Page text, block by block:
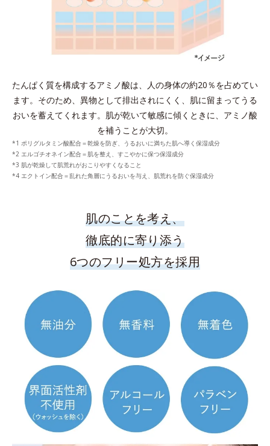
たんぱく質を構成するアミノ酸は、人の身体の約20％を占めてい
ます。 そのため、異物として排出されにくく、肌に留まってうる
おいを蓄えてくれます。 肌が乾いて敏感に傾くときに、アミノ酸
を補うことが大切。
*1 ポリグルタミン酸配合＝乾燥を防ぎ、うるおいに満ちた肌へ導く保湿成分
*2 エルゴチオネイン配合＝肌を整え、すこやかに保つ保湿成分
*3 肌が乾燥して肌荒れがおこりやすくなること
*4 エクトイン配合＝乱れた角層にうるおいを与え、肌荒れを防ぐ保湿成分
肌のことを考え、
徹底的に寄り添う
6つのフリー処方を採用